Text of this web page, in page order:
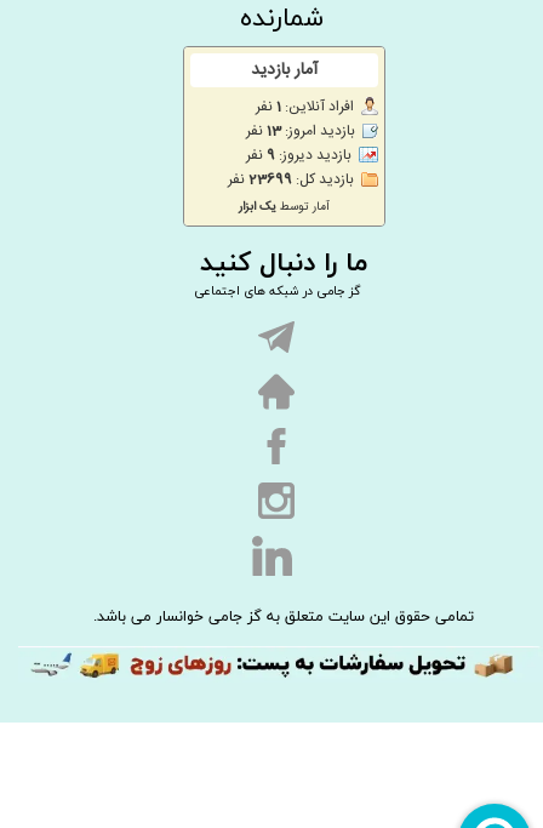
گز جامی در شبکه های اجتماعی
ما را دنبال کنید
تمامی حقوق این سایت متعلق به گز جامی خوانسار می باشد.
شمارنده